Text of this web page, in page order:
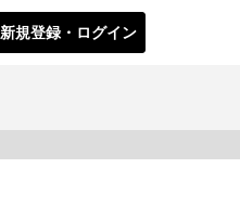
新規登録・ログイン